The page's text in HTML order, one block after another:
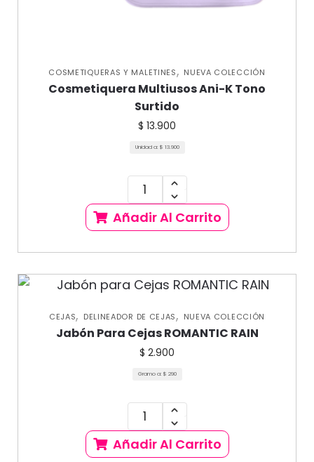
COSMETIQUERAS Y MALETINES, NUEVA COLECCIÓN
Cosmetiquera Multiusos Ani-K Tono
Surtido
$ 13.900
Unidad a: $ 13.900
Añadir Al Carrito
CEJAS, DELINEADOR DE CEJAS, NUEVA COLECCIÓN
Jabón Para Cejas ROMANTIC RAIN
$ 2.900
Gramo a: $ 290
Añadir Al Carrito